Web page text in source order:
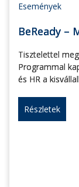
Események
BeReady –
Tisztelettel
Programmal
és HR a
Részletek